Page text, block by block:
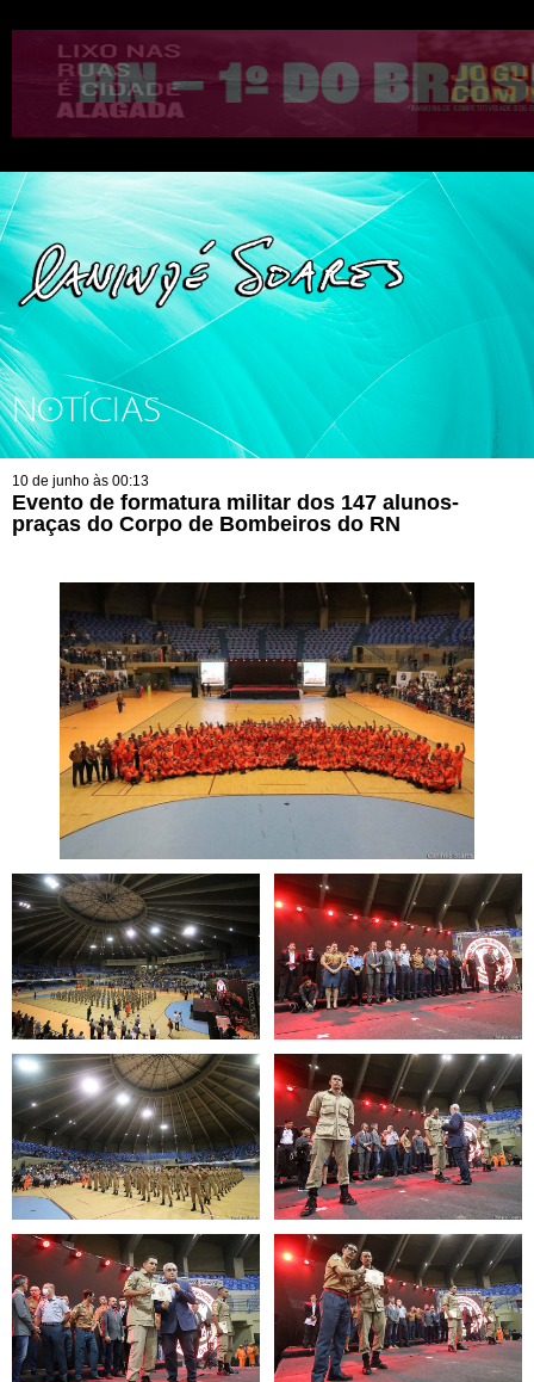
NOTÍCIAS
10 de junho às 00:13
Evento de formatura militar dos 147 alunos-
praças do Corpo de Bombeiros do RN